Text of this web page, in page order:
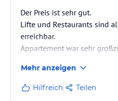
Der Preis ist sehr gut.
Lifte und Restaurants sind
erreichbar.
Appartement war sehr
Mehr anzeigen
Hilfreich Teilen